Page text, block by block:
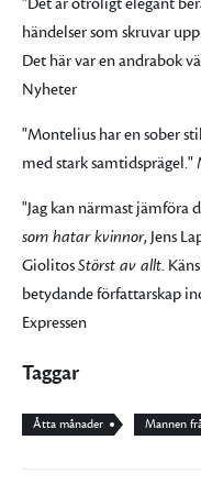
händelser som skruvar
Det här var en andrabok
Nyheter
"Montelius har en sober
med stark
"Jag kan närmast jämföra
som hatar kvinnor, Jens
GiolitosStörst av allt.
betydande författarskap
Expressen
Taggar
Åtta månader Mannen